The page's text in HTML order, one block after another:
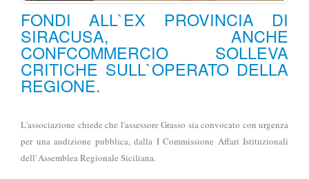
FONDI ALL`EX PROVINCIA DI
SIRACUSA, ANCHE
CONFCOMMERCIO SOLLEVA
CRITICHE SULL`OPERATO DELLA
REGIONE.
L'associazione chiede che l'assessore Grasso sia convocato con urgenza
per una audizione pubblica, dalla I Commissione Affari Istituzionali
dell`Assemblea Regionale Siciliana.